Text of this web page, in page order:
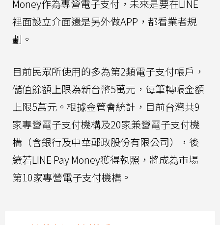
Money作為專營電子支付，未來是要在LINE
裡面設立介面還是另外做APP，都看業者規
劃。
目前民眾所使用的多為第2類電子支付帳戶，
儲值餘額上限為新台幣5萬元，每筆轉帳金額
上限5萬元。根據金管會統計，目前台灣共9
家專營電子支付機構及20家兼營電子支付機
構（含銀行及中華郵政股份有限公司），後
續若LINE Pay Money獲得執照，將成為市場
第10家專營電子支付機構。